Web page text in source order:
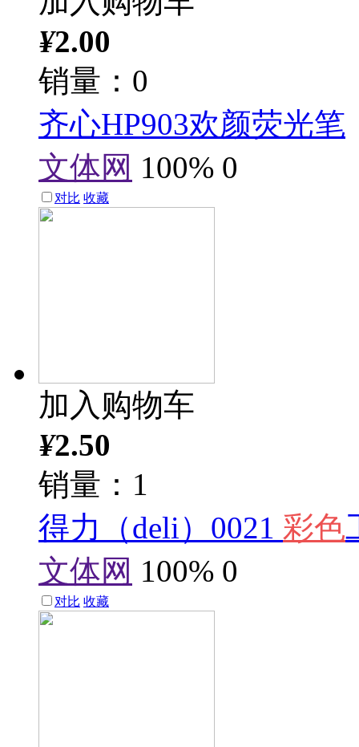
¥2.00
销量：0
齐心HP903欢颜荧光笔
文体网 100% 0
对比 收藏
加入购物车
¥2.50
销量：1
得力（deli）0021 彩色
文体网 100% 0
对比 收藏